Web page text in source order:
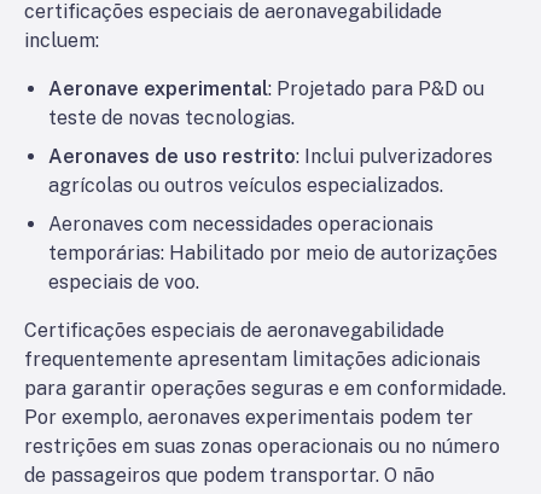
certificações especiais de aeronavegabilidade
incluem:
Aeronave experimental: Projetado para P&D ou
teste de novas tecnologias.
Aeronaves de uso restrito: Inclui pulverizadores
agrícolas ou outros veículos especializados.
Aeronaves com necessidades operacionais
temporárias: Habilitado por meio de autorizações
especiais de voo.
Certificações especiais de aeronavegabilidade
frequentemente apresentam limitações adicionais
para garantir operações seguras e em conformidade.
Por exemplo, aeronaves experimentais podem ter
restrições em suas zonas operacionais ou no número
de passageiros que podem transportar. O não